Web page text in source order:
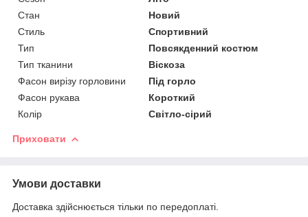
Стан
Новий
Стиль
Спортивний
Тип
Повсякденний костюм
Тип тканини
Віскоза
Фасон вирізу горловини
Під горло
Фасон рукава
Короткий
Колір
Світло-сірий
Приховати
Умови доставки
Доставка здійснюється тільки по передоплаті.